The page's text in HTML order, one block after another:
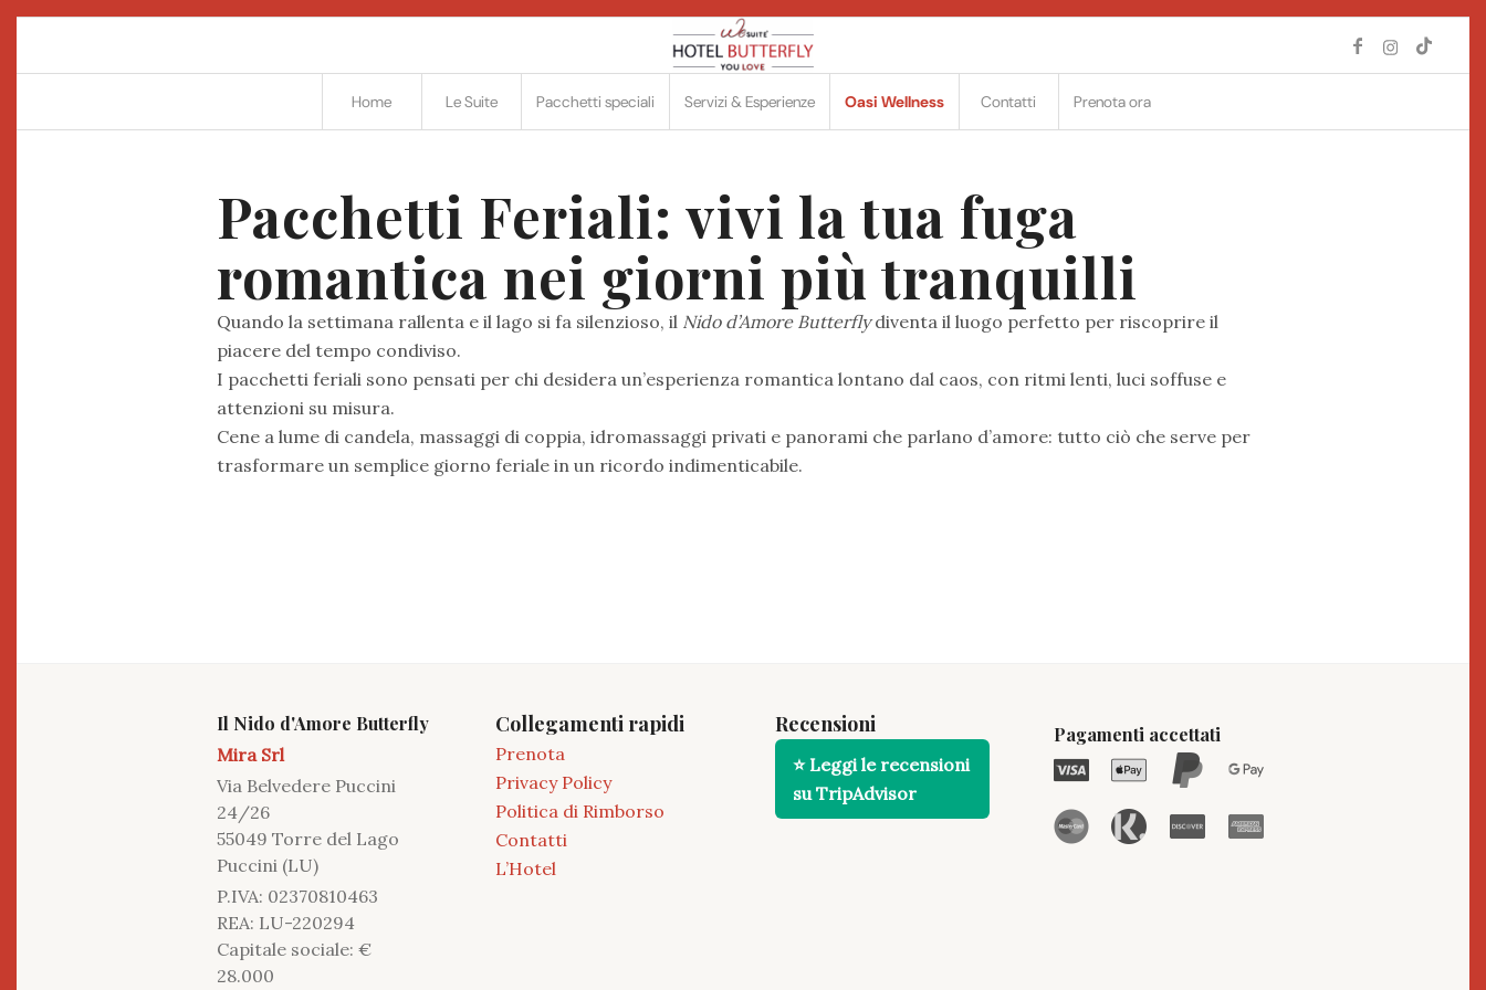
Home Le Suite Pacchetti speciali Servizi & Esperienze Oasi Wellness Contatti Prenota ora
Pacchetti Feriali: vivi la tua fuga
romantica nei giorni più tranquilli
Quando la settimana rallenta e il lago si fa silenzioso, il Nido d’Amore Butterflydiventa il luogo perfetto per riscoprire il
piacere del tempo condiviso.
I pacchetti feriali sono pensati per chi desidera un’esperienza romantica lontano dal caos, con ritmi lenti, luci soffuse e
attenzioni su misura.
Cene a lume di candela, massaggi di coppia, idromassaggi privati e panorami che parlano d’amore: tutto ciò che serve per
trasformare un semplice giorno feriale in un ricordo indimenticabile.
Il Nido d'Amore Butterfly
Mira Srl
Via Belvedere Puccini
24/26
55049 Torre del Lago
Puccini (LU)
P.IVA: 02370810463
REA: LU-220294
Capitale sociale: €
28.000
Collegamenti rapidi
Prenota
Privacy Policy
Politica di Rimborso
Contatti
L’Hotel
Recensioni
⭐ Leggi le recensioni
su TripAdvisor
Pagamenti accettati